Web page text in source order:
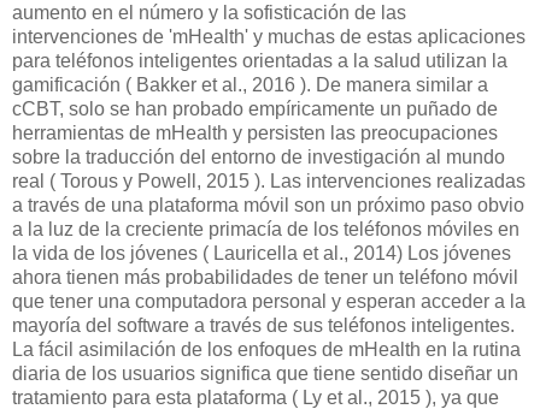
aumento en el número y la sofisticación de las
intervenciones de 'mHealth' y muchas de estas aplicaciones
para teléfonos inteligentes orientadas a la salud utilizan la
gamificación ( Bakker et al., 2016 ). De manera similar a
cCBT, solo se han probado empíricamente un puñado de
herramientas de mHealth y persisten las preocupaciones
sobre la traducción del entorno de investigación al mundo
real ( Torous y Powell, 2015 ). Las intervenciones realizadas
a través de una plataforma móvil son un próximo paso obvio
a la luz de la creciente primacía de los teléfonos móviles en
la vida de los jóvenes ( Lauricella et al., 2014) Los jóvenes
ahora tienen más probabilidades de tener un teléfono móvil
que tener una computadora personal y esperan acceder a la
mayoría del software a través de sus teléfonos inteligentes.
La fácil asimilación de los enfoques de mHealth en la rutina
diaria de los usuarios significa que tiene sentido diseñar un
tratamiento para esta plataforma ( Ly et al., 2015 ), ya que